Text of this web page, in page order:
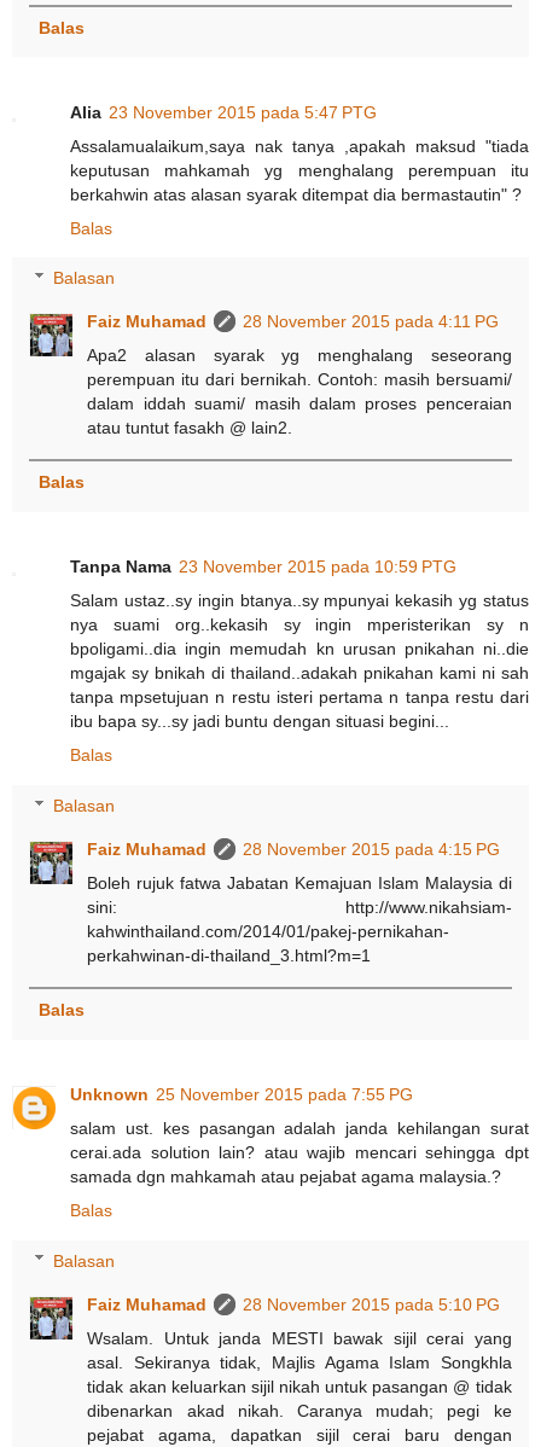
Balas
Alia 23 November 2015 pada 5:47 PTG
Assalamualaikum,saya nak tanya ,apakah maksud "tiada
keputusan mahkamah yg menghalang perempuan itu
berkahwin atas alasan syarak ditempat dia bermastautin" ?
Balas
Balasan
Faiz Muhamad
28 November 2015 pada 4:11 PG
Apa2 alasan syarak yg menghalang seseorang
perempuan itu dari bernikah. Contoh: masih bersuami/
dalam iddah suami/ masih dalam proses penceraian
atau tuntut fasakh @ lain2.
Balas
Tanpa Nama 23 November 2015 pada 10:59 PTG
Salam ustaz..sy ingin btanya..sy mpunyai kekasih yg status
nya suami org..kekasih sy ingin mperisterikan sy n
bpoligami..dia ingin memudah kn urusan pnikahan ni..die
mgajak sy bnikah di thailand..adakah pnikahan kami ni sah
tanpa mpsetujuan n restu isteri pertama n tanpa restu dari
ibu bapa sy...sy jadi buntu dengan situasi begini...
Balas
Balasan
Faiz Muhamad
28 November 2015 pada 4:15 PG
Boleh rujuk fatwa Jabatan Kemajuan Islam Malaysia di
sini: http://www.nikahsiam-
kahwinthailand.com/2014/01/pakej-pernikahan-
perkahwinan-di-thailand_3.html?m=1
Balas
Unknown 25 November 2015 pada 7:55 PG
salam ust. kes pasangan adalah janda kehilangan surat
cerai.ada solution lain? atau wajib mencari sehingga dpt
samada dgn mahkamah atau pejabat agama malaysia.?
Balas
Balasan
Faiz Muhamad
28 November 2015 pada 5:10 PG
Wsalam. Untuk janda MESTI bawak sijil cerai yang
asal. Sekiranya tidak, Majlis Agama Islam Songkhla
tidak akan keluarkan sijil nikah untuk pasangan @ tidak
dibenarkan akad nikah. Caranya mudah; pegi ke
pejabat agama, dapatkan sijil cerai baru dengan